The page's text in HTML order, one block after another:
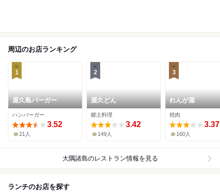
周辺のお店ランキング
1
屋久島バーガー
ハンバーガー
3.52
21人
2
屋久どん
郷土料理
3.42
149人
3
れんが屋
焼肉
3.37
160人
大隅諸島のレストラン情報を見る
ランチのお店を探す